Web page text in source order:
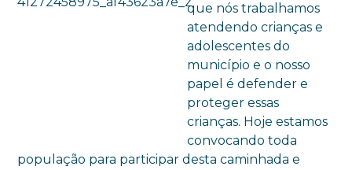
que nós trabalhamos
atendendo crianças e
adolescentes do
município e o nosso
papel é defender e
proteger essas
crianças. Hoje estamos
convocando toda
população para participar desta caminhada e